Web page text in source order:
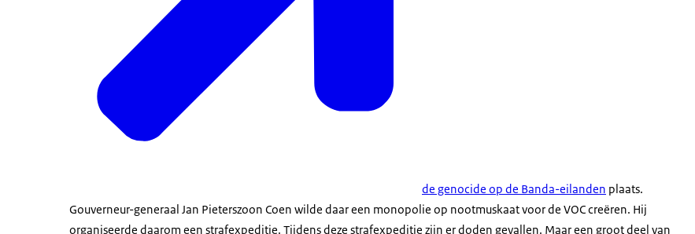
de genocide op de Banda-eilanden plaats.
Gouverneur-generaal Jan Pieterszoon Coen wilde daar een monopolie op nootmuskaat voor de VOC creëren. Hij
organiseerde daarom een strafexpeditie. Tijdens deze strafexpeditie zijn er doden gevallen. Maar een groot deel van